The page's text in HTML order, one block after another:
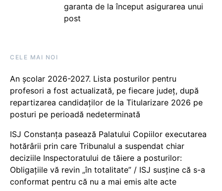
garanta de la început asigurarea unui
post
CELE MAI NOI
An școlar 2026-2027. Lista posturilor pentru
profesori a fost actualizată, pe fiecare județ, după
repartizarea candidaților de la Titularizare 2026 pe
posturi pe perioadă nedeterminată
ISJ Constanța pasează Palatului Copiilor executarea
hotărârii prin care Tribunalul a suspendat chiar
deciziile Inspectoratului de tăiere a posturilor:
Obligațiile vă revin „în totalitate” / ISJ susține că s-a
conformat pentru că nu a mai emis alte acte